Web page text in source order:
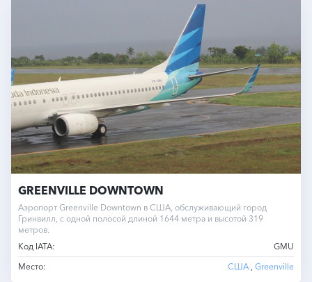
GREENVILLE DOWNTOWN
Аэропорт Greenville Downtown в США, обслуживающий город
Гринвилл, с одной полосой длиной 1644 метра и высотой 319
метров.
Код IATA:
GMU
Место:
США Greenville